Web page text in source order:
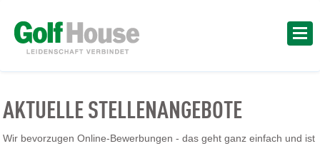
AKTUELLE STELLENANGEBOTE
Wir bevorzugen Online-Bewerbungen - das geht ganz einfach und ist